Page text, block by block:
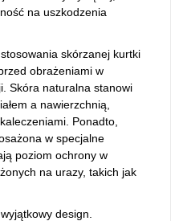
na uszkodzenia
skórzanej kurtki
obrażeniami w
Skóra naturalna stanowi
a nawierzchnią,
Ponadto,
w specjalne
poziom ochrony w
na urazy, takich jak
design.